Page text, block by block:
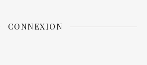
CONNEXION